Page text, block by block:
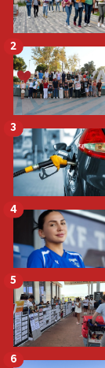
2
3
4
5
6